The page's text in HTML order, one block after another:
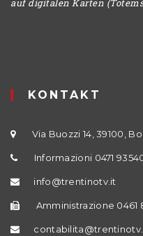
KONTAKT
Via Buozzi 14, 39100,
Informazioni 0471
info@trentinotv.it
Amministrazione 0461